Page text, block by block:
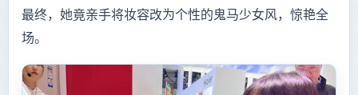
最终，她竟亲手将妆容改为个性的鬼马少女风，惊艳全
场。